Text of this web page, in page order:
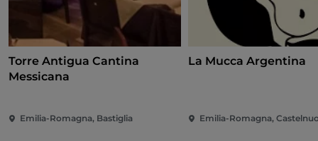
Torre Antigua Cantina
Messicana
Emilia-Romagna, Bastiglia
La Mucca Argentina